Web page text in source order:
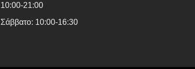
10:00-21:00
Σάββατο: 10:00-16:30